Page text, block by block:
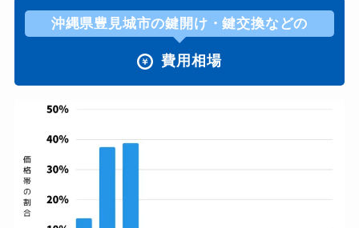
沖縄県豊見城市の鍵開け・鍵交換などの
費用相場